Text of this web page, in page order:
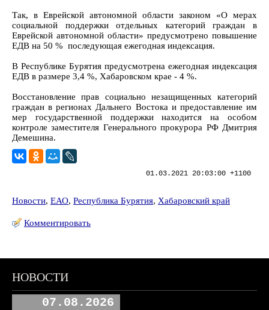
Так, в Еврейской автономной области законом «О мерах
социальной поддержки отдельных категорий граждан в
Еврейской автономной области» предусмотрено повышение
ЕДВ на 50 % последующая ежегодная индексация.
В Республике Бурятия предусмотрена ежегодная индексация
ЕДВ в размере 3,4 %, Хабаровском крае - 4 %.
Восстановление прав социально незащищенных категорий
граждан в регионах Дальнего Востока и предоставление им
мер государственной поддержки находится на особом
контроле заместителя Генерального прокурора РФ Дмитрия
Демешина.
01.03.2021 20:03:00 +1100
Новости, ЕАО, Республика Бурятия, Хабаровский край
Комментировать
НОВОСТИ
07.08.2026